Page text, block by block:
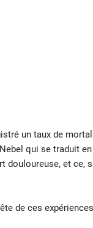
un taux de
qui se traduit
douloureuse, et ce,
de ces